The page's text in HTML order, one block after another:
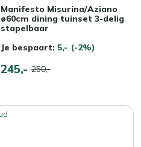
Manifesto Misurina/Aziano
ø60cm dining tuinset 3-delig
stapelbaar
Je bespaart: 5,- (-2%)
245,- 250,-